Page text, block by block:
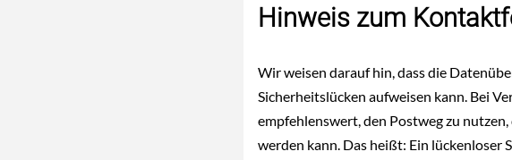
Hinweis zum
Wir weisen darauf hin, dass die
Sicherheitslücken aufweisen kann. Bei
empfehlenswert, den Postweg zu
werden kann. Das heißt: Ein